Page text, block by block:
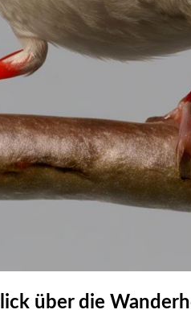
über die